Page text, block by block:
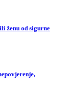
ženu od sigurne